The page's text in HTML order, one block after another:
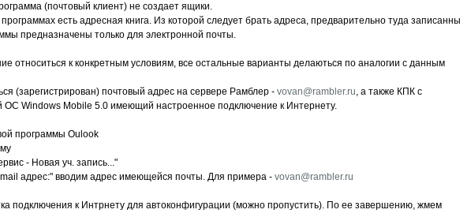
(почтовый клиент) не создает ящики.
есть адресная книга. Из которой следует брать адреса, предварительно туда
предназначены только для электронной почты.
относиться к конкретным условиям, все остальные варианты делаються по аналогии с данным
(зарегистрирован) почтовый адрес на сервере Рамблер - vovan@rambler.ru, а также КПК с
ОС Windows Mobile 5.0 имеющий настроенное подключение к Интернету.
программы Oulook
- Новая уч. запись..."
адрес:" вводим адрес имеющейся почты. Для примера - vovan@rambler.ru
подключения к Интрнету для автоконфигурации (можно пропустить). По ее завершению, жмем